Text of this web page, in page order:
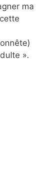
ma
».